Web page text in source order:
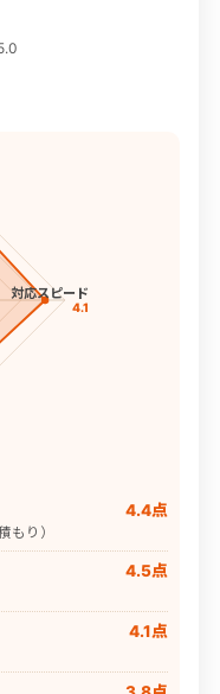
対応スピード
4.1
4.4点
もり）
4.5点
4.1点